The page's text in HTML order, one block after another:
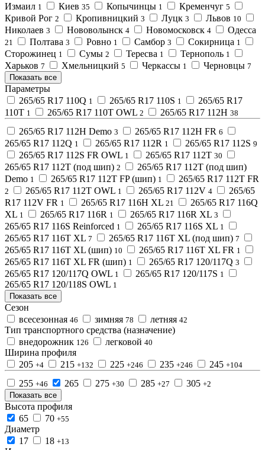
Измаил 1 Киев 35 Копычинцы 1 Кременчуг 5
Кривой Рог 2 Кропивницкий 3 Луцк 3 Львов 10
Николаев 3 Нововолынск 4 Новомосковск 4 Одесса
21 Полтава 3 Ровно 1 Самбор 3 Сокирница 1
Сторожинец 1 Сумы 2 Тересва 1 Тернополь 1
Харьков 7 Хмельницкий 5 Черкассы 1 Черновцы 7
Показать все
Параметры
265/65 R17 110Q 1 265/65 R17 110S 1
265/65 R17
110T 1 265/65 R17 110T OWL 2 265/65 R17 112H 38
265/65 R17 112H Demo 3 265/65 R17 112H FR 6
265/65 R17 112Q 1 265/65 R17 112R 1 265/65 R17 112S 9
265/65 R17 112S FR OWL 1 265/65 R17 112T 30
265/65 R17 112T (под шип) 2
265/65 R17 112T (под шип)
Demo 1 265/65 R17 112T FP (шип) 1 265/65 R17 112T FR
2 265/65 R17 112T OWL 1 265/65 R17 112V 4
265/65
R17 112V FR 1 265/65 R17 116H XL 21
265/65 R17 116Q
XL 1 265/65 R17 116R 1 265/65 R17 116R XL 3
265/65 R17 116S Reinforced 1 265/65 R17 116S XL 1
265/65 R17 116T XL 7 265/65 R17 116T XL (под шип) 7
265/65 R17 116T XL (шип) 10 265/65 R17 116T XL FR 1
265/65 R17 116T XL FR (шип) 1 265/65 R17 120/117Q 3
265/65 R17 120/117Q OWL 1 265/65 R17 120/117S 1
265/65 R17 120/118S OWL 1
Показать все
Сезон
всесезонная 46 зимняя 78 летняя 42
Тип транспортного средства (назначение)
внедорожник 126 легковой 40
Ширина профиля
205 +4 215 +132 225 +246 235 +246 245 +104
255 +46 265 275 +30 285 +27 305 +2
Показать все
Высота профиля
65
70 +55
Диаметр
17
18 +13